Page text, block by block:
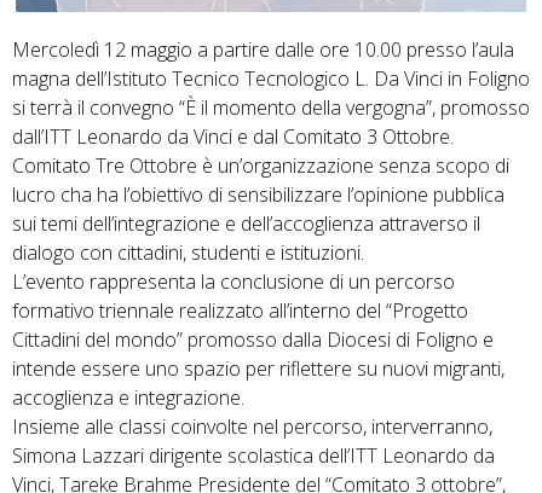
Mercoledì 12 maggio a partire dalle ore 10.00 presso l’aula
magna dell’Istituto Tecnico Tecnologico L. Da Vinci in Foligno
si terrà il convegno “È il momento della vergogna”, promosso
dall’ITT Leonardo da Vinci e dal Comitato 3 Ottobre.
Comitato Tre Ottobre è un’organizzazione senza scopo di
lucro cha ha l’obiettivo di sensibilizzare l’opinione pubblica
sui temi dell’integrazione e dell’accoglienza attraverso il
dialogo con cittadini, studenti e istituzioni.
L’evento rappresenta la conclusione di un percorso
formativo triennale realizzato all’interno del “Progetto
Cittadini del mondo” promosso dalla Diocesi di Foligno e
intende essere uno spazio per riflettere su nuovi migranti,
accoglienza e integrazione.
Insieme alle classi coinvolte nel percorso, interverranno,
Simona Lazzari dirigente scolastica dell’ITT Leonardo da
Vinci, Tareke Brahme Presidente del “Comitato 3 ottobre”,